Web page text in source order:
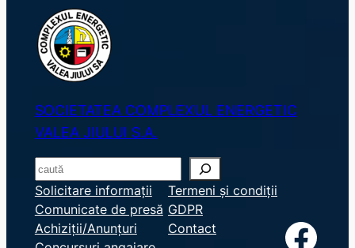
SOCIETATEA COMPLEXUL ENERGETIC
VALEA JIULUI S.A.
S
e
a
r
Solicitare informații
Comunicate de presă
Achiziții/Anunțuri
Termeni și condiții
GDPR
Contact
Facebook